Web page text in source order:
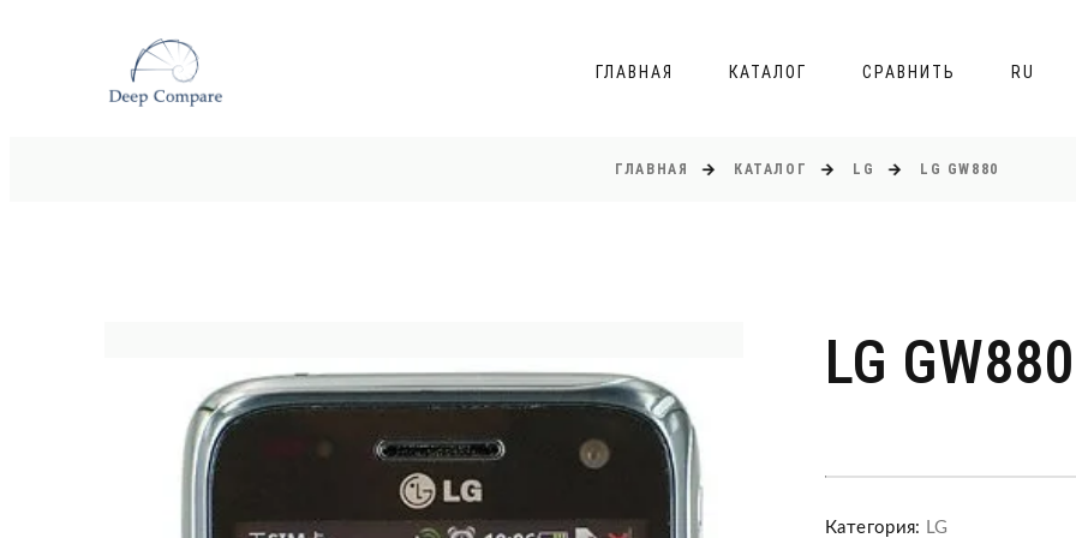
ГЛАВНАЯ КАТАЛОГ СРАВНИТЬ RU
ГЛАВНАЯ КАТАЛОГ LG LG GW880
LG GW880
Категория: LG